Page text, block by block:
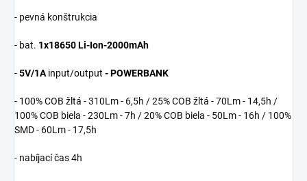
- pevná konštrukcia
- bat. 1x18650 Li-Ion-2000mAh
-5V/1Ainput/output - POWERBANK
- 100% COB žltá - 310Lm - 6,5h / 25% COB žltá - 70Lm - 14,5h /
100% COB biela - 230Lm - 7h / 20% COB biela - 50Lm - 16h / 100%
SMD - 60Lm - 17,5h
- nabíjací čas 4h